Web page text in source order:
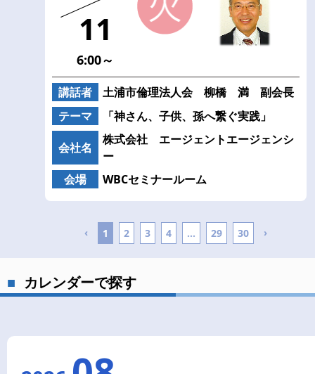
11
6:00～
講話者
土浦市倫理法人会 柳橋 満 副会長
テーマ
「神さん、子供、孫へ繋ぐ実践」
会社名
株式会社 エージェントエージェンシ
ー
会場
WBCセミナールーム
‹ 1 2 3 4 ... 29 30 ›
カレンダーで探す